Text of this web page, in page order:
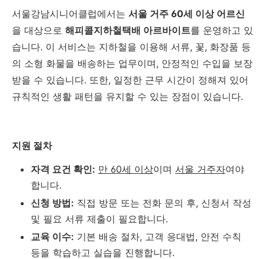
서울강남시니어클럽에서는 서울 거주 60세 이상 어르신
을 대상으로 해피콜지하철택배 아르바이트를 운영하고 있
습니다. 이 서비스는 지하철을 이용해 서류, 꽃, 화장품 등
의 소형 화물을 배송하는 업무이며, 안정적인 수입을 보장
받을 수 있습니다. 또한, 일정한 근무 시간이 정해져 있어
규칙적인 생활 패턴을 유지할 수 있는 장점이 있습니다.
지원 절차
자격 요건 확인: 만 60세 이상이며 서울 거주자여야
합니다.
신청 방법: 직접 방문 또는 전화 문의 후, 신청서 작성
및 필요 서류 제출이 필요합니다.
교육 이수: 기본 배송 절차, 고객 응대법, 안전 수칙
등을 학습하고 실습을 진행합니다.